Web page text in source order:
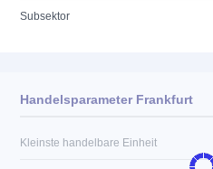
Subsektor
Handelsparameter Frankfurt
Kleinste handelbare Einheit